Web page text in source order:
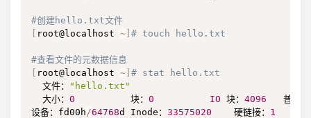
#创建hello.txt文件
root@localhost ~ # touch hello.txt
#查看文件的元数据信息
root@localhost ~ # stat hello.txt
  文件：
"hello.txt"
  大小：
0
          块：
0 IO 块： 4096
普通
设备：fd00h/64768d Inode： 33575020
    硬链接：
1